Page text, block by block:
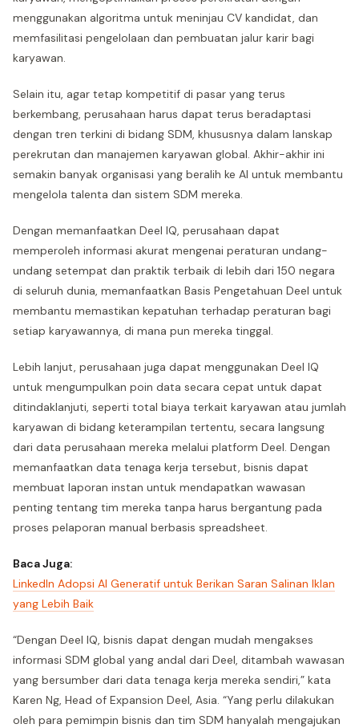
menggunakan algoritma untuk meninjau CV kandidat, dan
memfasilitasi pengelolaan dan pembuatan jalur karir bagi
karyawan.
Selain itu, agar tetap kompetitif di pasar yang terus
berkembang, perusahaan harus dapat terus beradaptasi
dengan tren terkini di bidang SDM, khususnya dalam lanskap
perekrutan dan manajemen karyawan global. Akhir-akhir ini
semakin banyak organisasi yang beralih ke AI untuk membantu
mengelola talenta dan sistem SDM mereka.
Dengan memanfaatkan Deel IQ, perusahaan dapat
memperoleh informasi akurat mengenai peraturan undang-
undang setempat dan praktik terbaik di lebih dari 150 negara
di seluruh dunia, memanfaatkan Basis Pengetahuan Deel untuk
membantu memastikan kepatuhan terhadap peraturan bagi
setiap karyawannya, di mana pun mereka tinggal.
Lebih lanjut, perusahaan juga dapat menggunakan Deel IQ
untuk mengumpulkan poin data secara cepat untuk dapat
ditindaklanjuti, seperti total biaya terkait karyawan atau jumlah
karyawan di bidang keterampilan tertentu, secara langsung
dari data perusahaan mereka melalui platform Deel. Dengan
memanfaatkan data tenaga kerja tersebut, bisnis dapat
membuat laporan instan untuk mendapatkan wawasan
penting tentang tim mereka tanpa harus bergantung pada
proses pelaporan manual berbasis spreadsheet.
Baca Juga:
LinkedIn Adopsi AI Generatif untuk Berikan Saran Salinan Iklan
yang Lebih Baik
“Dengan Deel IQ, bisnis dapat dengan mudah mengakses
informasi SDM global yang andal dari Deel, ditambah wawasan
yang bersumber dari data tenaga kerja mereka sendiri,” kata
Karen Ng, Head of Expansion Deel, Asia. “Yang perlu dilakukan
oleh para pemimpin bisnis dan tim SDM hanyalah mengajukan